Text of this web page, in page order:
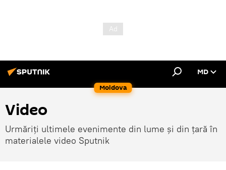
Moldova
MD
Video
Urmăriți ultimele evenimente din lume și din țară în
materialele video Sputnik